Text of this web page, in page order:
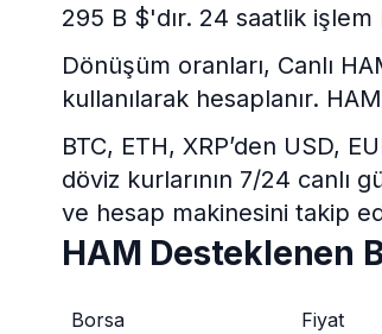
295 B $'dır. 24 saatlik işlem
Dönüşüm oranları, Canlı
kullanılarak hesaplanır.
BTC, ETH, XRP’den USD,
döviz kurlarının 7/24 canlı
ve hesap makinesini takip
HAM Desteklenen
Borsa Fiyat